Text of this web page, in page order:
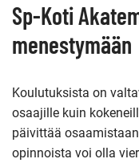
Sp-Koti
menestymään
Koulutuksista on
osaajille kuin
päivittää
opinnoista voi olla